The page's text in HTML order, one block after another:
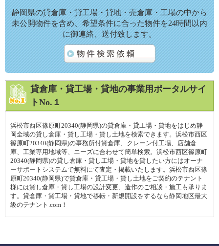
静岡県の貸倉庫・貸工場・貸地・売倉庫・工場の中から
未公開物件を含め、希望条件に合った物件を24時間以内
に御連絡、送付致します。
貸倉庫・貸工場・貸地の事業用ポータルサイ
トNo.１
浜松市西区篠原町20340(静岡県)の貸倉庫・貸工場・貸地をはじめ静
岡全域の貸し倉庫・貸し工場・貸し土地を検索できます。浜松市西区
篠原町20340(静岡県)の事務所付貸倉庫、クレーン付工場、店舗倉
庫、工業専用地域等、ニーズに合わせて簡単検索。浜松市西区篠原町
20340(静岡県)の貸し倉庫・貸し工場・貸地を貸したい方にはオーナ
ーサポートシステムで無料にて査定・掲載いたします。浜松市西区篠
原町20340(静岡県)で貸倉庫・貸工場・貸し土地をご契約のテナント
様には貸し倉庫・貸し工場の設計変更、造作のご相談・施工も承りま
す。貸倉庫・貸工場・貸地で移転・新規開設をするなら静岡地区最大
級のテナント.com！